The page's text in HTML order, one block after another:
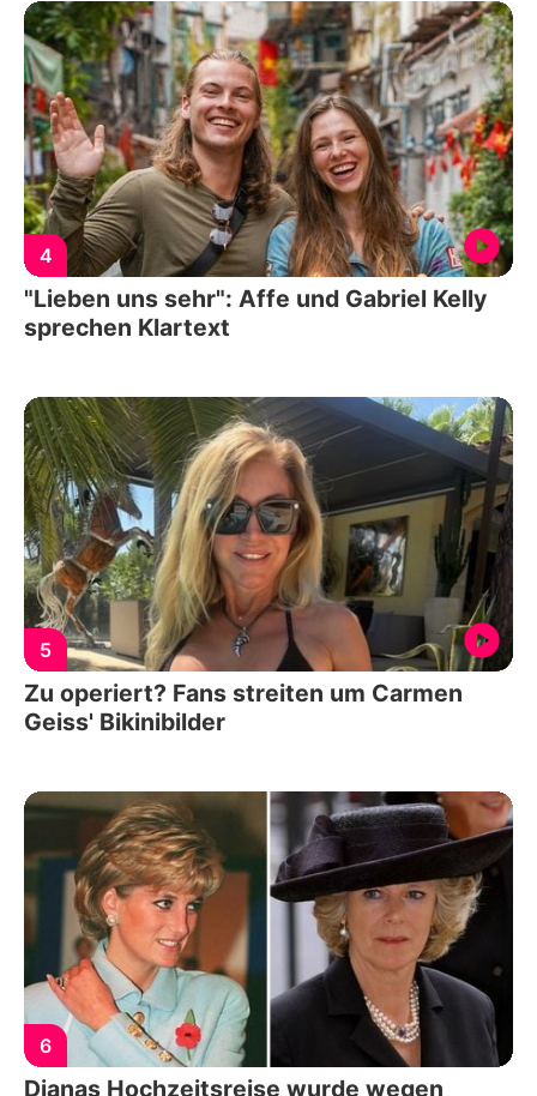
4
"Lieben uns sehr": Affe und Gabriel Kelly
sprechen Klartext
5
Zu operiert? Fans streiten um Carmen
Geiss' Bikinibilder
6
Dianas Hochzeitsreise wurde wegen